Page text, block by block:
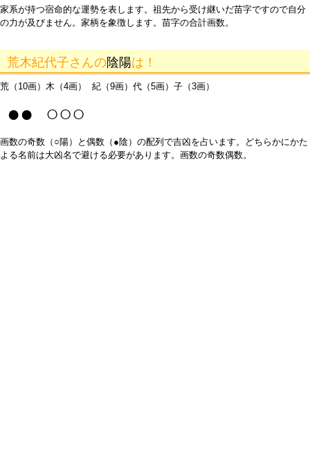
家系が持つ宿命的な運勢を表します。祖先から受け継いだ苗字ですので自分
の力が及びません。家柄を象徴します。苗字の合計画数。
荒木紀代子さんの陰陽は！
荒（10画）木（4画） 紀（9画）代（5画）子（3画）
●● ○○○
画数の奇数（○陽）と偶数（●陰）の配列で吉凶を占います。どちらかにかた
よる名前は大凶名で避ける必要があります。画数の奇数偶数。